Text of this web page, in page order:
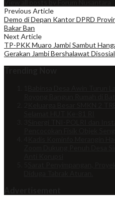
Previous Article
Demo di Depan Kantor DPRD
Bakar Ban
Next Article
TP-PKK Muaro Jambi Sambut
Gerakan Jambi Bershalawat